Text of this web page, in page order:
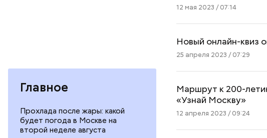
Главное
Прохлада после жары: какой
будет погода в Москве на
второй неделе августа
12 мая 2023 / 07:14
Новый онлайн-квиз
25 апреля 2023 / 07:29
Маршрут к 200-
«Узнай Москву»
12 апреля 2023 / 09:24